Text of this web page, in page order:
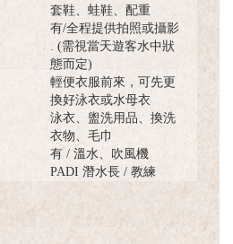
套鞋、蛙鞋、配重
有/全程提供拍照或攝影
. (需視當天遊客水中狀
態而定)
輕便衣服前來，可先更
換好泳衣或水母衣
泳衣、盥洗用品、換洗
衣物、毛巾
有 / 溫水、吹風機
PADI 潛水長 / 教練